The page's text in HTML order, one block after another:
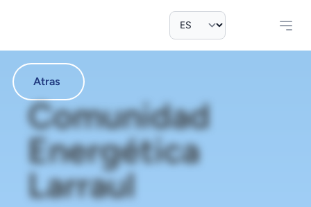
Atras
Comunidad
Energética
Larraul